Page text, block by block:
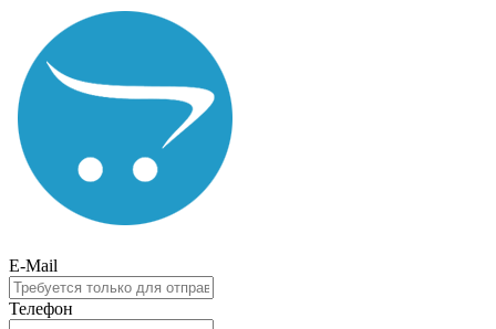
E-Mail
Телефон